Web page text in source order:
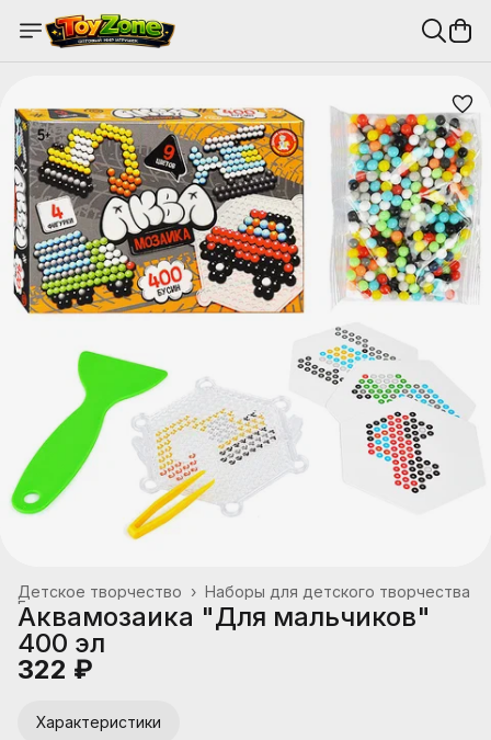
Наборы для детского творчества
Детское творчество ›
Главная
Аквамозаика "Для мальчиков"
400 эл
322 ₽
Характеристики